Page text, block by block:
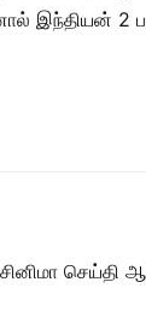
இந்தியன் 2
செய்தி